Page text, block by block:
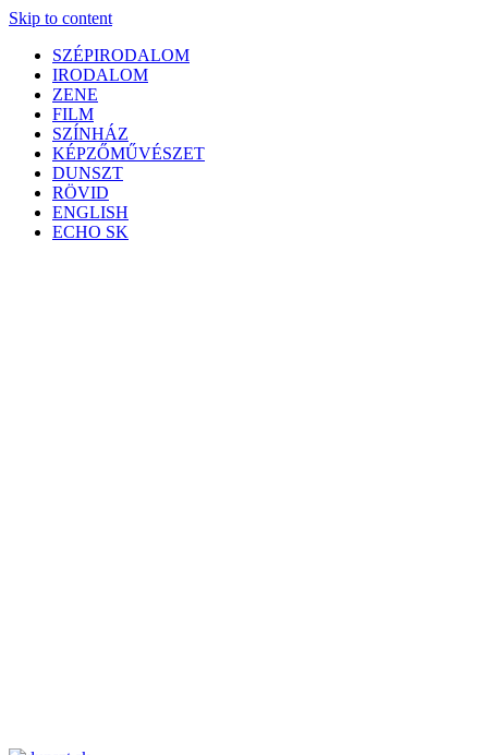
Skip to content
SZÉPIRODALOM
IRODALOM
ZENE
FILM
SZÍNHÁZ
KÉPZŐMŰVÉSZET
DUNSZT
RÖVID
ENGLISH
ECHO SK